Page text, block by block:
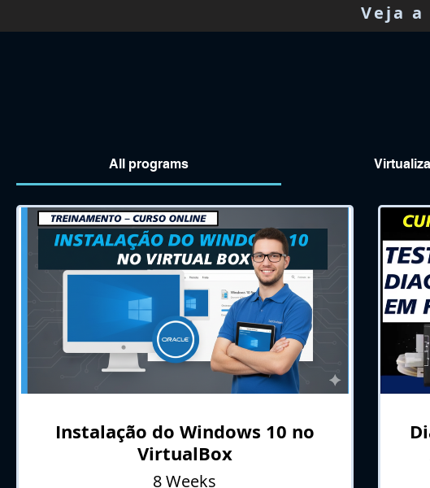
Veja a
All programs
Instalação do Windows 10 no
VirtualBox
8 Weeks